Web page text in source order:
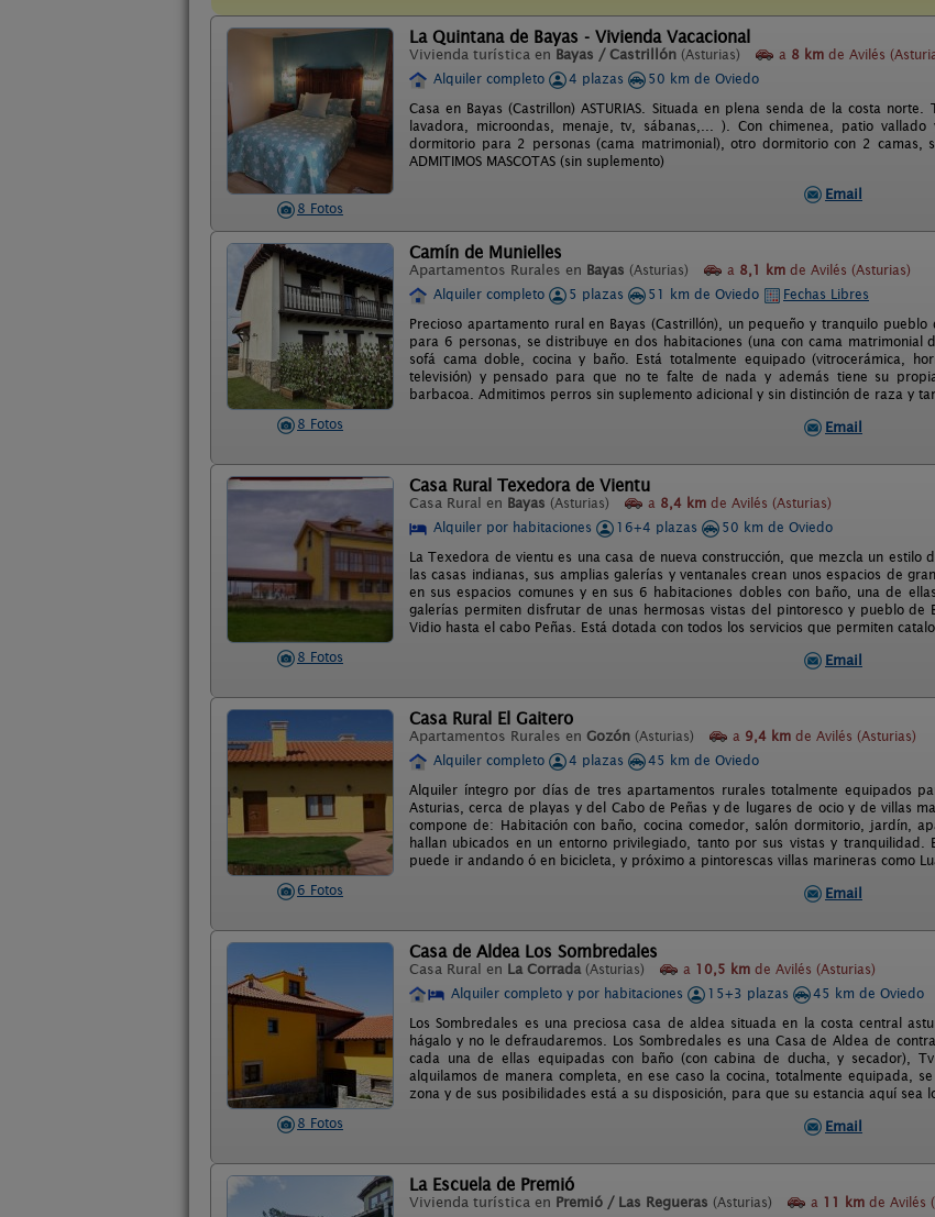
8 Fotos
La Quintana de Bayas - Vivienda Vacacional
Vivienda turística en Bayas / Castrillón (Asturias) a 8 km de Avilés
Alquiler completo
4 plazas
50 km de Oviedo
Casa en Bayas (Castrillon) ASTURIAS. Situada en plena senda de la costa
lavadora, microondas, menaje, tv, sábanas,... ). Con chimenea, patio
dormitorio para 2 personas (cama matrimonial), otro dormitorio con 2 camas,
ADMITIMOS MASCOTAS (sin suplemento)
Email
8 Fotos
Camín de Munielles
Apartamentos Rurales en Bayas (Asturias) a 8,1 km de Avilés (Asturias)
Alquiler completo
5 plazas 51 km de Oviedo
Fechas Libres
Precioso apartamento rural en Bayas (Castrillón), un pequeño y tranquilo
para 6 personas, se distribuye en dos habitaciones (una con cama
sofá cama doble, cocina y baño. Está totalmente equipado (vitrocerámica,
televisión) y pensado para que no te falte de nada y además tiene su
barbacoa. Admitimos perros sin suplemento adicional y sin distinción de raza y
Email
8 Fotos
Casa Rural Texedora de Vientu
Casa Rural en Bayas (Asturias) a 8,4 km de Avilés (Asturias)
Alquiler por habitaciones
16+4 plazas
50 km de Oviedo
La Texedora de vientu es una casa de nueva construcción, que mezcla un
las casas indianas, sus amplias galerías y ventanales crean unos espacios de
en sus espacios comunes y en sus 6 habitaciones dobles con baño, una de
galerías permiten disfrutar de unas hermosas vistas del pintoresco y pueblo
Vidio hasta el cabo Peñas. Está dotada con todos los servicios que permiten
Email
6 Fotos
Casa Rural El Gaitero
Apartamentos Rurales en Gozón (Asturias) a 9,4 km de Avilés (Asturias)
Alquiler completo
4 plazas
45 km de Oviedo
Alquiler íntegro por días de tres apartamentos rurales totalmente equipados
Asturias, cerca de playas y del Cabo de Peñas y de lugares de ocio y de villas
compone de: Habitación con baño, cocina comedor, salón dormitorio, jardín,
hallan ubicados en un entorno privilegiado, tanto por sus vistas y tranquilidad.
puede ir andando ó en bicicleta, y próximo a pintorescas villas marineras como
Email
8 Fotos
Casa de Aldea Los Sombredales
Casa Rural en La Corrada (Asturias) a 10,5 km de Avilés (Asturias)
Alquiler completo y por habitaciones
15+3 plazas
45 km de Oviedo
Los Sombredales es una preciosa casa de aldea situada en la costa central
hágalo y no le defraudaremos. Los Sombredales es una Casa de Aldea de
cada una de ellas equipadas con baño (con cabina de ducha, y secador),
alquilamos de manera completa, en ese caso la cocina, totalmente equipada,
zona y de sus posibilidades está a su disposición, para que su estancia aquí sea
Email
La Escuela de Premió
Vivienda turística en Premió / Las Regueras (Asturias) a 11 km de Avilés